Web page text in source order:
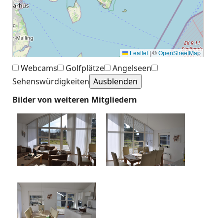
Leaflet | ©OpenStreetMap
Webcams Golfplätze
Angelseen
Sehenswürdigkeiten
Bilder von weiteren Mitgliedern